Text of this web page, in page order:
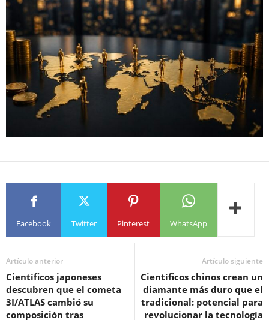
Facebook Twitter Pinterest WhatsApp
Artículo anterior
Científicos japoneses
descubren que el cometa
3I/ATLAS cambió su
composición tras
Artículo siguiente
Científicos chinos crean un
diamante más duro que el
tradicional: potencial para
revolucionar la tecnología